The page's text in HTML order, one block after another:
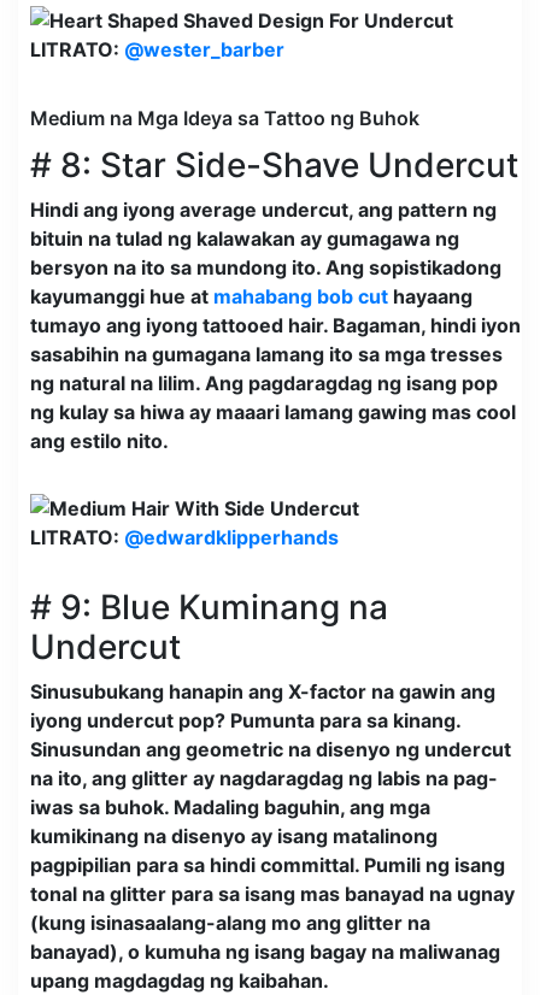
LITRATO: @wester_barber
Medium na Mga Ideya sa Tattoo ng Buhok
# 8: Star Side-Shave Undercut
Hindi ang iyong average undercut, ang pattern ng
bituin na tulad ng kalawakan ay gumagawa ng
bersyon na ito sa mundong ito. Ang sopistikadong
kayumanggi hue at mahabang bob cut hayaang
tumayo ang iyong tattooed hair. Bagaman, hindi iyon
sasabihin na gumagana lamang ito sa mga tresses
ng natural na lilim. Ang pagdaragdag ng isang pop
ng kulay sa hiwa ay maaari lamang gawing mas cool
ang estilo nito.
LITRATO: @edwardklipperhands
# 9: Blue Kuminang na
Undercut
Sinusubukang hanapin ang X-factor na gawin ang
iyong undercut pop? Pumunta para sa kinang.
Sinusundan ang geometric na disenyo ng undercut
na ito, ang glitter ay nagdaragdag ng labis na pag-
iwas sa buhok. Madaling baguhin, ang mga
kumikinang na disenyo ay isang matalinong
pagpipilian para sa hindi committal. Pumili ng isang
tonal na glitter para sa isang mas banayad na ugnay
(kung isinasaalang-alang mo ang glitter na
banayad), o kumuha ng isang bagay na maliwanag
upang magdagdag ng kaibahan.